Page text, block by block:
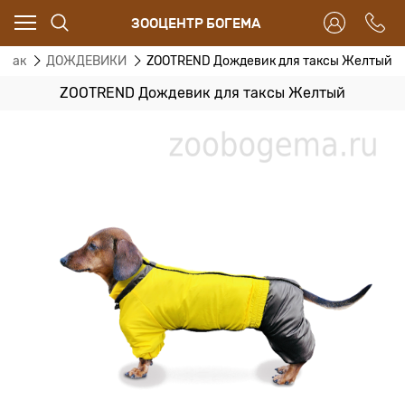
ЗООЦЕНТР БОГЕМА
ДОЖДЕВИКИ ZOOTREND Дождевик для таксы Желтый
ZOOTREND Дождевик для таксы Желтый